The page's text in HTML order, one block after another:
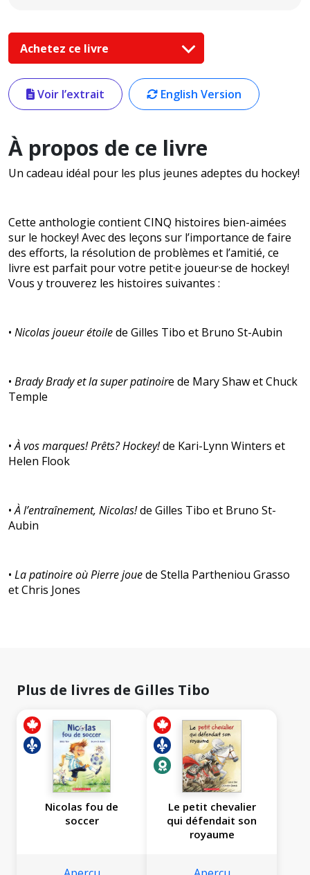
Achetez ce livre
Voir l’extrait English Version
À propos de ce livre
Un cadeau idéal pour les plus jeunes adeptes du hockey!
Cette anthologie contient CINQ histoires bien-aimées
sur le hockey! Avec des leçons sur l’importance de faire
des efforts, la résolution de problèmes et l’amitié, ce
livre est parfait pour votre petit·e joueur·se de hockey!
Vous y trouverez les histoires suivantes :
• Nicolas joueur étoilede Gilles Tibo et Bruno St-Aubin
• Brady Brady et la super patinoire de Mary Shaw et Chuck
Temple
•À vos marques! Prêts? Hockey!de Kari-Lynn Winters et
Helen Flook
•À l’entraînement, Nicolas!de Gilles Tibo et Bruno St-
Aubin
• La patinoire où Pierre jouede Stella Partheniou Grasso
et Chris Jones
Plus de livres de Gilles Tibo
Nicolas fou de
soccer
Le petit chevalier
qui défendait son
royaume